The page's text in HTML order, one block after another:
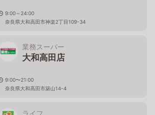
9:00～24:00
奈良県大和高田市神楽2丁目109-34
業務スーパー
大和高田店
9:00〜21:00
奈良県大和高田市築山14-4
ライフ